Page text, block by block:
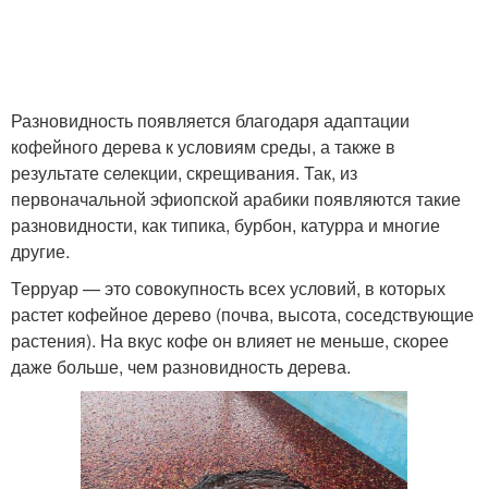
Разновидность появляется благодаря адаптации
кофейного дерева к условиям среды, а также в
результате селекции, скрещивания. Так, из
первоначальной эфиопской арабики появляются такие
разновидности, как типика, бурбон, катурра и многие
другие.
Терруар — это совокупность всех условий, в которых
растет кофейное дерево (почва, высота, соседствующие
растения). На вкус кофе он влияет не меньше, скорее
даже больше, чем разновидность дерева.